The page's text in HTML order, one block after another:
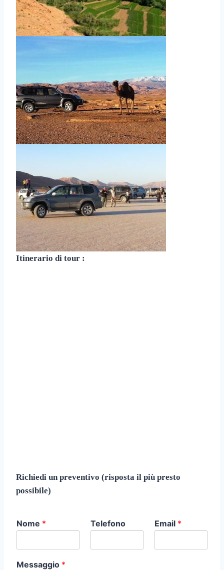
Itinerario di tour :
Richiedi un preventivo (risposta il più presto
possibile)
Nome * Telefono Email *
Messaggio *